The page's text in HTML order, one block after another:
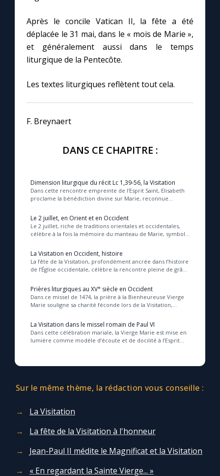
Chapelet pour le monde
Contact
Marie de Nazareth
Après le concile Vatican II, la fête a été
déplacée le 31 mai, dans le « mois de Marie »,
et généralement aussi dans le temps
liturgique de la Pentecôte.
Les textes liturgiques reflètent tout cela.
F. Breynaert
DANS CE CHAPITRE :
Dimension liturgique du récit Lc 1,39-56, la Visitation
Dans cette rencontre empreinte de l'Esprit Saint, Elisabeth
proclame la bénédiction divine sur Marie, reconnue
Le 2 juillet, en Orient et en Occident
Le 2 juillet, riche de traditions orientales et occidentales,
célèbre à la fois la mémoire du manteau de Marie, symbole
La Visitation en Occident, histoire
La fête de la Visitation, profondément ancrée dans l’histoire
de l’Église occidentale, célèbre la rencontre pleine de grâce
Prières liturgiques au XV° siècle en Occident
Dans ce missel de 1474, la prière à la Bienheureuse Vierge
Marie souligne sa charité féconde lors de la Visitation,
La Visitation dans le missel romain de Paul VI
Dans cette célébration mariale, la Vierge Marie est mise en
lumière comme modèle d’écoute et de docilité à l’Esprit
Sur le même thème, la rédaction vous conseille :
La Visitation
La fête de la Visitation à l'honneur
Jean-Paul II médite le Magnificat et la Visitation
« En regardant la Sainte Vierge... »